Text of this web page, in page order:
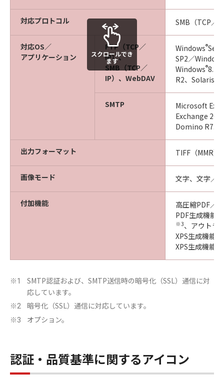
対応プロトコル SMB（TCP／
対応OS／
アプリケーション
FTP（TCP／
IP）、
SMB（TCP／
IP）、WebDAV
Windows®
SP2／
Windows®8.1
R2、Solaris
SMTP
Microsoft
Exchange
Domino R7.0
出力フォーマット TIFF（MMR
画像モード 文字、文字／
付加機能
高圧縮PDF／
PDF生成機能
※3、アウトラ
XPS生成機能
XPS生成機能
スクロールでき
ます
※1
SMTP認証および、SMTP送信時の暗号化（SSL）通信に対
応しています。
※2 暗号化（SSL）通信に対応しています。
※3 オプション。
認証・品質基準に関するアイコン